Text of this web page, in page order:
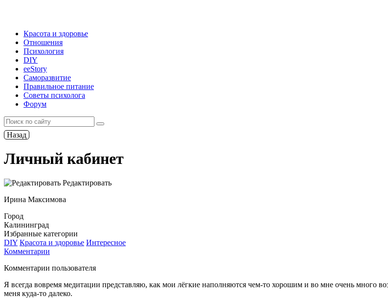
Красота и здоровье
Отношения
Психология
DIY
ееStory
Саморазвитие
Правильное питание
Советы психолога
Форум
Назад
Личный кабинет
Редактировать
Ирина Максимова
Город
Калининград
Избранные категории
DIY Красота и здоровье Интересное
Комментарии
Комментарии пользователя
Я всегда вовремя медитации представляю, как мои лёгкие наполняются чем-то хорошим и во мне очень много
меня куда-то далеко.